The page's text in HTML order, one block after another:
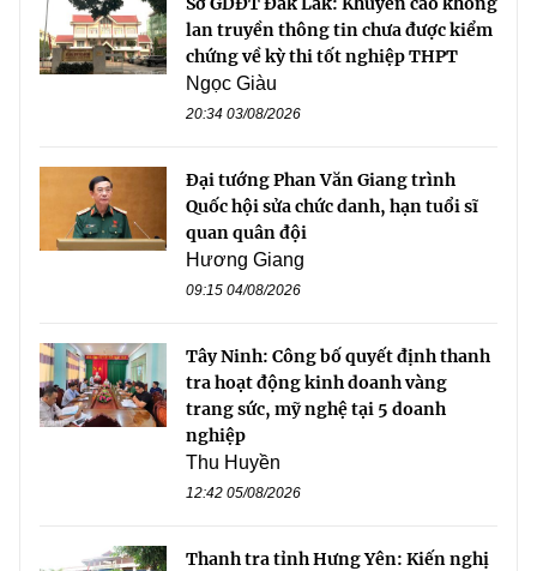
lan truyền thông tin chưa được kiểm
chứng về kỳ thi tốt nghiệp THPT
Ngọc Giàu
20:34 03/08/2026
Đại tướng Phan Văn Giang trình
Quốc hội sửa chức danh, hạn tuổi sĩ
quan quân đội
Hương Giang
09:15 04/08/2026
Tây Ninh: Công bố quyết định thanh
tra hoạt động kinh doanh vàng
trang sức, mỹ nghệ tại 5 doanh
nghiệp
Thu Huyền
12:42 05/08/2026
Thanh tra tỉnh Hưng Yên: Kiến nghị